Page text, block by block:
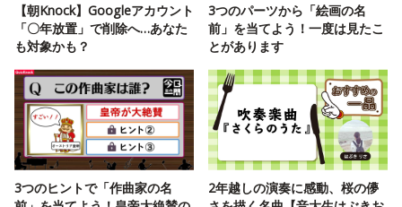
【朝Knock】Googleアカウント
「〇年放置」で削除へ…あなた
も対象かも？
3つのパーツから「絵画の名
前」を当てよう！一度は見たこ
とがあります
3つのヒントで「作曲家の名
2年越しの演奏に感動、桜の儚